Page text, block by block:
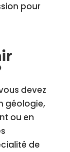
pour
devez
géologie,
ou en
de